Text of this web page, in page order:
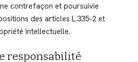
contrefaçon et poursuivie
des articles L.335-2 et
Intellectuelle.
responsabilité